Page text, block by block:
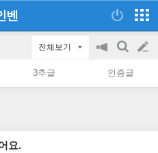
벤
전체보기
공
on/off
검
색
글
쓰
3추글 인증글
요.